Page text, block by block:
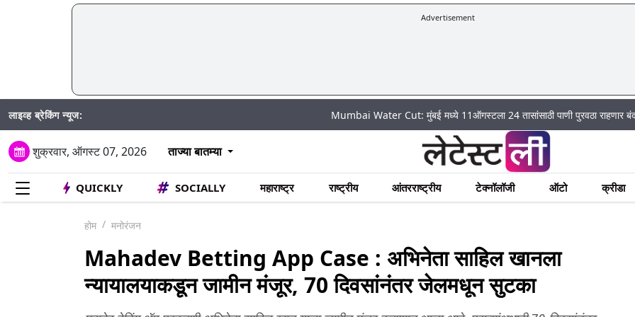
Advertisement
लाइव्ह ब्रेकिंग न्यूज: Mumbai Water Cut: मुंबई मध्ये 11ऑगस्टला 24 तासांसाठी पाणी पुरवठा राहणार बंद; पहा कुठे
शुक्रवार, ऑगस्ट 07, 2026 ताज्या बातम्या
QUICKLY SOCIALLY महाराष्ट्र राष्ट्रीय आंतरराष्ट्रीय टेक्नॉलॉजी ऑटो क्रीडा
होम मनोरंजन
Mahadev Betting App Case : अभिनेता साहिल खानला
न्यायालयाकडून जामीन मंजूर, 70 दिवसांनंतर जेलमधून सुटका